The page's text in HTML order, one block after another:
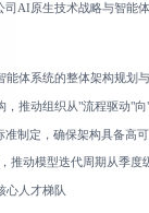
AI原生技术战略与智能
体系统的整体架构规划
推动组织从"流程驱动"
制定，确保架构具备高
推动模型迭代周期从季度
心人才梯队